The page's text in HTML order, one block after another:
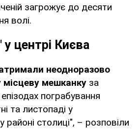
загрожує до десяти
волі.
центрі Києва
неодноразово
місцеву мешканку за
пограбування
та листопаді у
районі столиці", – розповіли